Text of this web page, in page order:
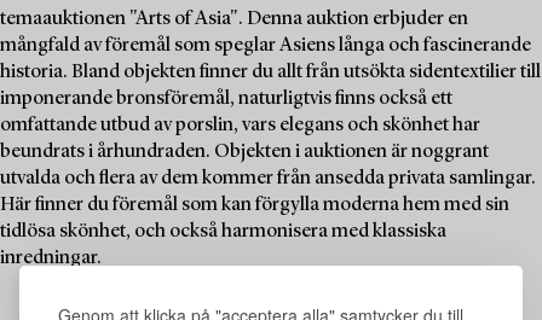
Genom att klicka på "acceptera alla" samtycker du till
temaauktionen "Arts of Asia". Denna auktion erbjuder en
mångfald av föremål som speglar Asiens långa och fascinerande
historia. Bland objekten finner du allt från utsökta sidentextilier till
imponerande bronsföremål, naturligtvis finns också ett
omfattande utbud av porslin, vars elegans och skönhet har
beundrats i århundraden. Objekten i auktionen är noggrant
utvalda och flera av dem kommer från ansedda privata samlingar.
Här finner du föremål som kan förgylla moderna hem med sin
tidlösa skönhet, och också harmonisera med klassiska
inredningar.